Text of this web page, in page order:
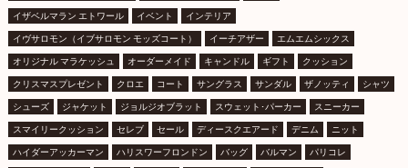
イザベルマラン エトワール イベント インテリア
イヴサロモン（イブサロモン モッズコート） イーチアザー エムエムシックス
オリジナル マラケッシュ オーダーメイド キャンドル ギフト クッション
クリスマスプレゼント クロエ コート サングラス サンダル ザノッティ シャツ
シューズ ジャケット ジョルジオブラット スウェット･パーカー スニーカー
スマイリークッション セレブ セール ディースクエアード デニム ニット
ハイダーアッカーマン ハリスワーフロンドン バッグ バルマン パリコレ